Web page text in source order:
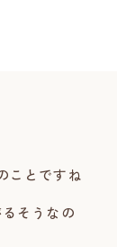
ことですね
そうなの